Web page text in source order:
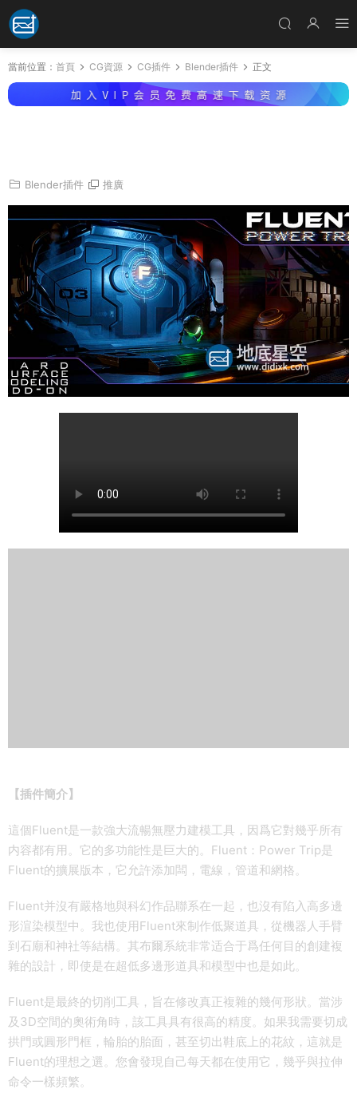
當前位置： 首頁 CG資源 CG插件 Blender插件 正文
Blender插件 推廣
【插件簡介】
這個Fluent是一款強大流暢無壓力建模工具，因爲它對幾乎所有
内容都有用。它的多功能性是巨大的。Fluent：Power Trip是
Fluent的擴展版本，它允許添加闆，電線，管道和網格。
Fluent并沒有嚴格地與科幻作品聯系在一起，也沒有陷入高多邊
形渲染模型中。我也使用Fluent來制作低聚道具，從機器人手臂
到石廟和神社等結構。其布爾系統非常适合于爲任何目的創建複
雜的設計，即使是在超低多邊形道具和模型中也是如此。
Fluent是最終的切削工具，旨在修改真正複雜的幾何形狀。當涉
及3D空間的奧術角時，該工具具有很高的精度。如果我需要切成
拱門或圓形門框，輪胎的胎面，甚至切出鞋底上的花紋，這就是
Fluent的理想之選。您會發現自己每天都在使用它，幾乎與拉伸
命令一樣頻繁。